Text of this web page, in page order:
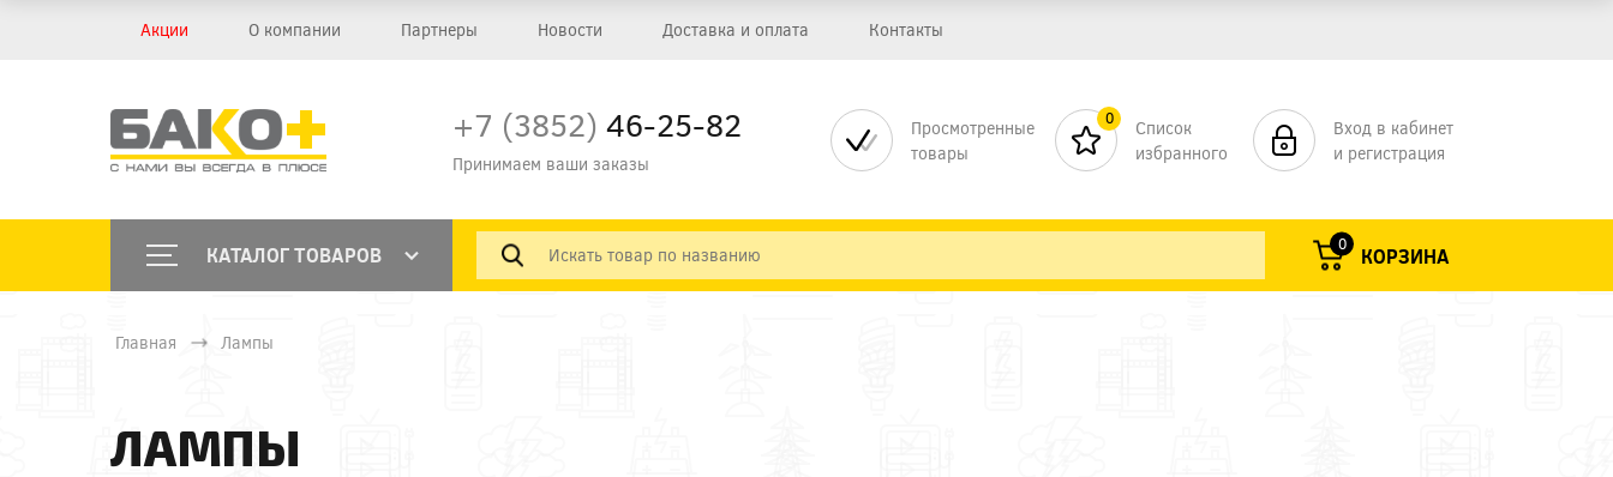
Акции О компании Партнеры Новости Доставка и оплата Контакты
+7 (3852) 46-25-82
Принимаем ваши заказы
Просмотренные
товары
0
Список
избранного
Вход в кабинет
и регистрация
КАТАЛОГ ТОВАРОВ 0 КОРЗИНА
Главная Лампы
ЛАМПЫ